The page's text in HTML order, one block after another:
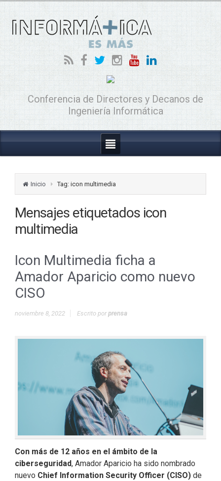
Conferencia de Directores y Decanos de
Ingeniería Informática
Inicio Tag: icon multimedia
Mensajes etiquetados icon
multimedia
Icon Multimedia ficha a
Amador Aparicio como nuevo
CISO
noviembre 8, 2022 Escrito porprensa
Con más de 12 años en el ámbito de la
ciberseguridad, Amador Aparicio ha sido nombrado
nuevo Chief Information Security Officer (CISO) de